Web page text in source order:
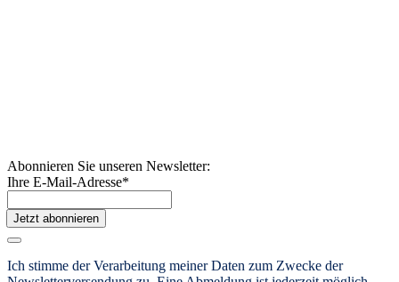
Abonnieren Sie unseren Newsletter:
Ihre E-Mail-Adresse*
Jetzt abonnieren
Ich stimme der Verarbeitung meiner Daten zum Zwecke der